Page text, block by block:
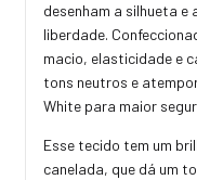
desenham a silhueta e
liberdade.
macio, elasticidade e
tons neutros e
White para maior
Esse tecido tem um
canelada, que dá um